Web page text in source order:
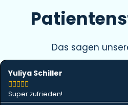
Das sagen
Yuliya Schiller

Super zufrieden!